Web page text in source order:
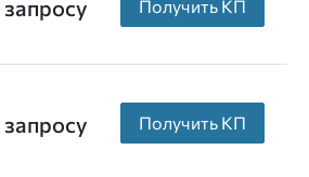
Получить КП
Получить КП